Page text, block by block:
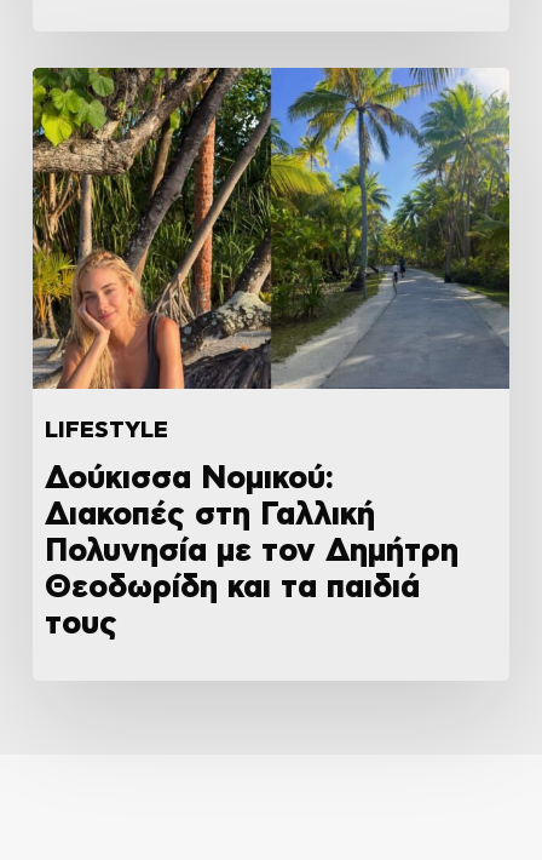
LIFESTYLE
Δούκισσα Νομικού:
Διακοπές στη Γαλλική
Πολυνησία με τον Δημήτρη
Θεοδωρίδη και τα παιδιά
τους